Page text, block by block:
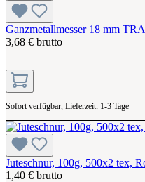
Ganzmetallmesser 18 mm
3,68 € brutto
Sofort verfügbar, Lieferzeit: 1-3 Tage
Juteschnur, 100g, 500x2 tex,
1,40 € brutto